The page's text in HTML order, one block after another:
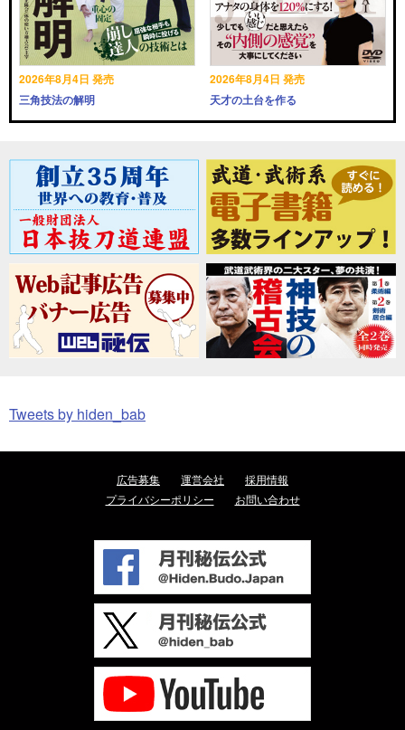
2026年8月4日 発売
三角技法の解明
2026年8月4日 発売
天才の土台を作る
Tweets by hiden_bab
広告募集 運営会社
採用情報
プライバシーポリシー
お問い合わせ